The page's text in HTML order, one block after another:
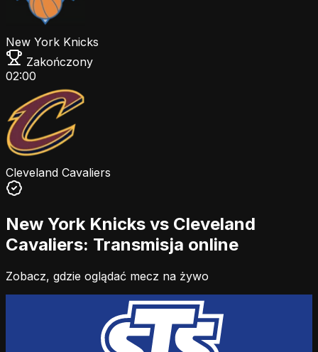
New York Knicks
Zakończony
02:00
Cleveland Cavaliers
New York Knicks vs Cleveland
Cavaliers: Transmisja online
Zobacz, gdzie oglądać mecz na żywo